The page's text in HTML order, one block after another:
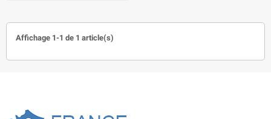
Affichage 1-1 de 1 article(s)